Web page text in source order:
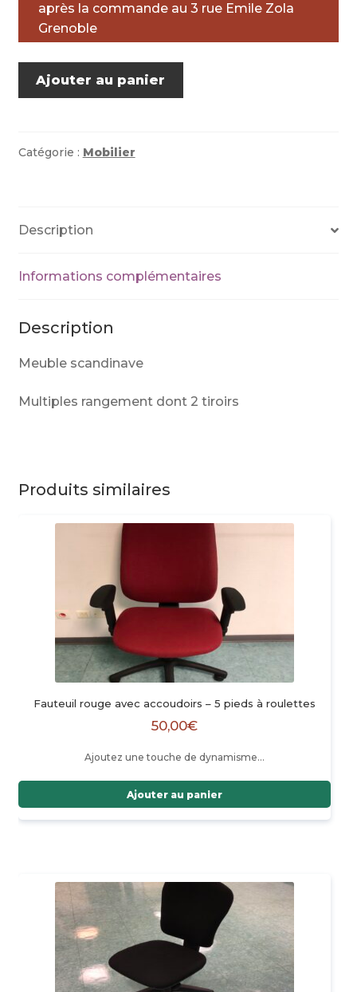
après la commande au 3 rue Emile Zola
Grenoble
quantité
Ajouter au panier
Catégorie : Mobilier
Description
Informations complémentaires
Description
Meuble scandinave
Multiples rangement dont 2 tiroirs
Produits similaires
Fauteuil rouge avec accoudoirs – 5 pieds à roulettes
50,00€
Ajoutez une touche de dynamisme…
Ajouter au panier